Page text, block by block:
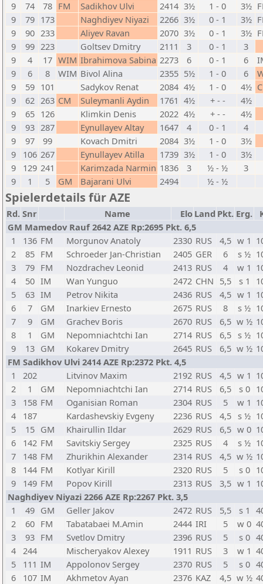
9
74 78 FM Sadikhov Ulvi 2414 3½ 1 - 0 3½
9
79 173 Naghdiyev Niyazi 2266 3½ 0 - 1 3½
9
90 233 Aliyev Ravan 2070 3½ 0 - 1 3½
9
99 223 Goltsev Dmitry 2111 3 0 - 1
3
9
4 17 WIM Ibrahimova Sabina 2273 6 0 - 1 6
9
6 8 WIM Bivol Alina 2355 5½ 1 - 0 6
9
59 101 Sadykov Renat 2084 4½ 1 - 0 4½
9
62 263 CM Suleymanli Aydin 1761 4½ + - -
4½
9
65 126 Klimkin Denis 2022 4½ + - -
4½
9
93 287 Eynullayev Altay 1647 4 0 - 1
4
9
97 99 Kovach Dmitri 2084 3½ 1 - 0
3½
9
106 267 Eynullayev Atilla 1739 3½ 1 - 0
3½
9
129 241 Karimzada Narmin 1836 3 ½ - ½
3
9
1 5 GM Bajarani Ulvi 2494 ½ - ½
Spielerdetails für AZE
Rd. Snr Name Elo Land Pkt. Erg.
GM Mamedov Rauf 2642 AZE Rp:2695 Pkt. 6,5
1
136 FM Morgunov Anatoly 2330 RUS 4,5 w 1
2
85 FM Schroeder Jan-Christian 2405 GER 6 s ½
3
79 FM Nozdrachev Leonid 2413 RUS 4 w 1
4
50 IM Wan Yunguo 2472 CHN 5,5 s 1
5
63 IM Petrov Nikita 2436 RUS 4,5 w 1
6
7 GM Inarkiev Ernesto 2675 RUS 8 s ½
7
9 GM Grachev Boris 2670 RUS 6,5 w ½
8
1 GM Nepomniachtchi Ian 2714 RUS 6,5 s ½
9
13 GM Kokarev Dmitry 2645 RUS 6,5 w ½
FM Sadikhov Ulvi 2414 AZE Rp:2372 Pkt. 4,5
1
202 Litvinov Maxim 2192 RUS 4,5 w 1
2
1 GM Nepomniachtchi Ian 2714 RUS 6,5 s 0
3
158 FM Oganisian Roman 2304 RUS 5 w 1
4
187 Kardashevskiy Evgeny 2236 RUS 4,5 s ½
5
15 GM Khairullin Ildar 2629 RUS 6,5 w 0
6
142 FM Savitskiy Sergey 2325 RUS 4 s ½
7
148 FM Zhurikhin Alexander 2314 RUS 4,5 w ½
8
144 FM Kotlyar Kirill 2320 RUS 5 s 0
9
149 FM Popov Kirill 2313 RUS 3,5 w 1
Naghdiyev Niyazi 2266 AZE Rp:2267 Pkt. 3,5
1
49 GM Geller Jakov 2472 RUS 5,5 s 1
2
60 FM Tabatabaei M.Amin 2444 IRI 5 w 0
3
93 FM Svetlov Dmitry 2396 RUS 5 s 0
4 244 Mischeryakov Alexey 1911 RUS 3 w 1
5
111 IM Appolonov Sergey 2370 RUS 5 s 0
6
107 IM Akhmetov Ayan 2376 KAZ 4,5 w ½